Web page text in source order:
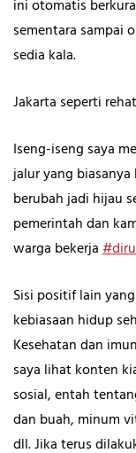
ini otomatis
sementara sampai
sedia kala.
Jakarta seperti
Iseng-iseng saya
jalur yang
berubah jadi hijau
pemerintah dan
warga bekerja
Sisi positif lain
kebiasaan hidup
Kesehatan dan
saya lihat konten
sosial, entah
dan buah, minum
dll. Jika terus